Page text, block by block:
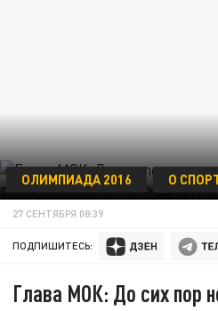
ОЛИМПИАДА 2016 О
27 СЕНТЯБРЯ 08:39
ПОДПИШИТЕСЬ:
Глава МОК: До сих пор